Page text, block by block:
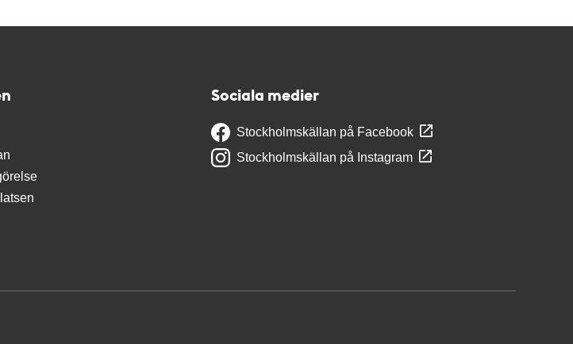
Sociala medier
Stockholmskällan på Facebook
Stockholmskällan på Instagram